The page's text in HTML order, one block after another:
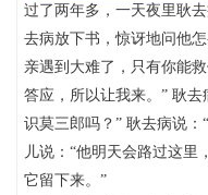
过了两年多，一天夜里耿
去病放下书，惊讶地问他
亲遇到大难了，只有你能
答应，所以让我来。” 耿去
识莫三郎吗？” 耿去病说
儿说：“他明天会路过这里
它留下来。”